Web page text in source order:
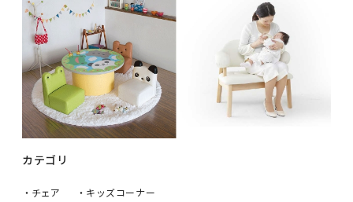
カテゴリ
・チェア
・キッズコーナー